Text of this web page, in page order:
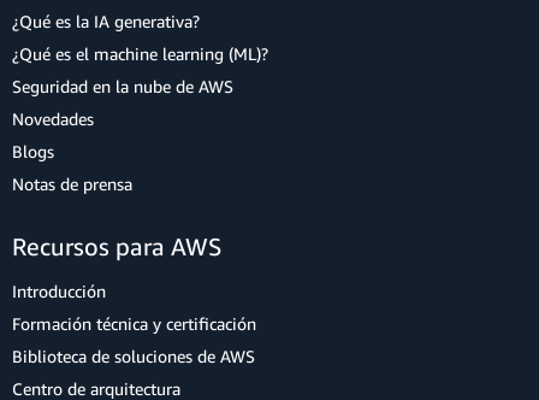
¿Qué es la IA generativa?
¿Qué es el machine learning (ML)?
Seguridad en la nube de AWS
Novedades
Blogs
Notas de prensa
Recursos para AWS
Introducción
Formación técnica y certificación
Biblioteca de soluciones de AWS
Centro de arquitectura